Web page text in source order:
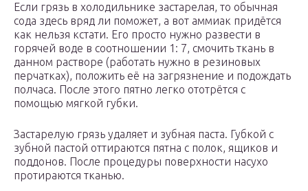
Если грязь в холодильнике застарелая, то обычная
сода здесь вряд ли поможет, а вот аммиак придётся
как нельзя кстати. Его просто нужно развести в
горячей воде в соотношении 1: 7, смочить ткань в
данном растворе (работать нужно в резиновых
перчатках), положить её на загрязнение и подождать
полчаса. После этого пятно легко ототрётся с
помощью мягкой губки.
Застарелую грязь удаляет и зубная паста. Губкой с
зубной пастой оттираются пятна с полок, ящиков и
поддонов. После процедуры поверхности насухо
протираются тканью.